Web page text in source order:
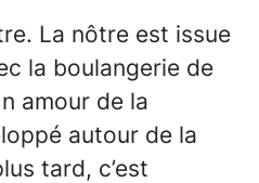
La nôtre est issue
la boulangerie de
amour de la
autour de la
tard, c’est